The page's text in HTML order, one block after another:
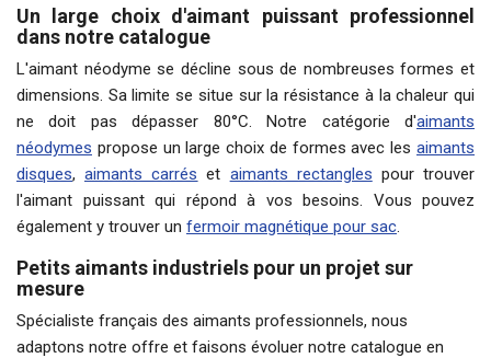
Un large choix d'aimant puissant professionnel
dans notre catalogue
L'aimant néodyme se décline sous de nombreuses formes et
dimensions. Sa limite se situe sur la résistance à la chaleur qui
ne doit pas dépasser 80°C. Notre catégorie d'aimants
néodymes propose un large choix de formes avec les aimants
disques,aimants carrés et aimants rectangles pour trouver
l'aimant puissant qui répond à vos besoins. Vous pouvez
également y trouver un fermoir magnétique pour sac.
Petits aimants industriels pour un projet sur
mesure
Spécialiste français des aimants professionnels, nous
adaptons notre offre et faisons évoluer notre catalogue en